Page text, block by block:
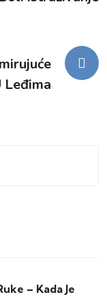
Leđima
– Kada Je